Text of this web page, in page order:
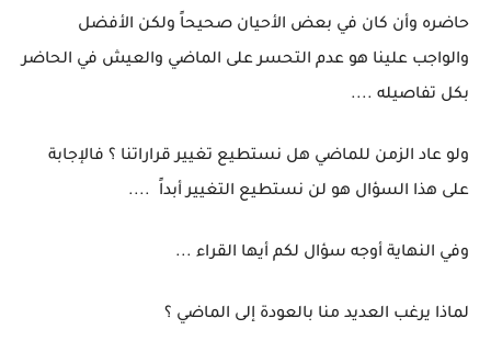
حاضره وأن كان في بعض الأحيان صحيحاً ولكن الأفضل
والواجب علينا هو عدم التحسر على الماضي والعيش في الحاضر
بكل تفاصيله ....
ولو عاد الزمن للماضي هل نستطيع تغيير قراراتنا ؟ فالإجابة
على هذا السؤال هو لن نستطيع التغيير أبداً
....
وفي النهاية أوجه سؤال لكم أيها القراء ...
لماذا يرغب العديد منا بالعودة إلى الماضي ؟